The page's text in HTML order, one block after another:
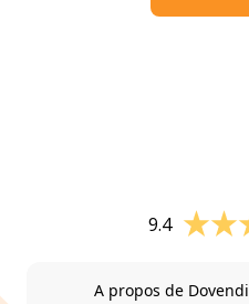
9.4
A propos de Dovendi